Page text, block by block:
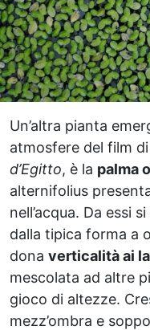
Un’altra pianta
atmosfere del film
d’Egitto, è la palma
alternifolius
nell’acqua. Da essi
dalla tipica forma a
dona verticalità ai
mescolata ad altre
gioco di altezze.
mezz’ombra e